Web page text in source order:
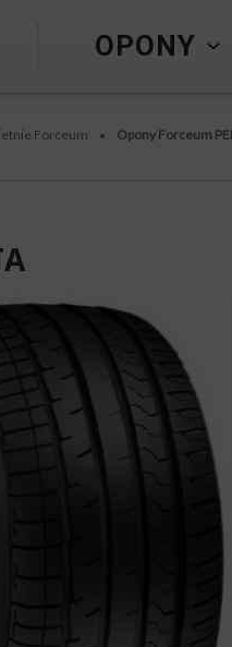
OPONY
Forceum • Opony Forceum